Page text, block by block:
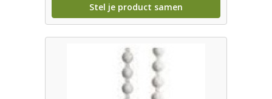
Stel je product samen